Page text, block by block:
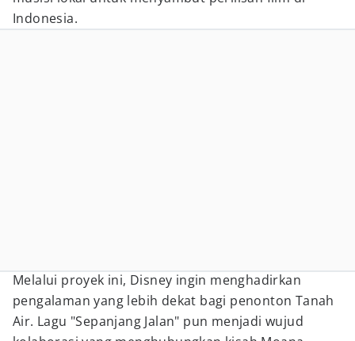
Indonesia.
Melalui proyek ini, Disney ingin menghadirkan
pengalaman yang lebih dekat bagi penonton Tanah
Air. Lagu "Sepanjang Jalan" pun menjadi wujud